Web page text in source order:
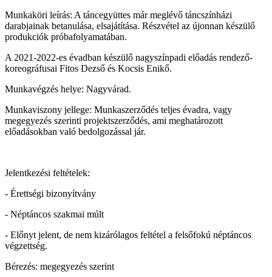
Munkaköri leírás: A táncegyüttes már meglévő táncszínházi
darabjainak betanulása, elsajátítása. Részvétel az újonnan készülő
produkciók próbafolyamatában.
A 2021-2022-es évadban készülő nagyszínpadi előadás rendező-
koreográfusai Fitos Dezső és Kocsis Enikő.
Munkavégzés helye: Nagyvárad.
Munkaviszony jellege: Munkaszerződés teljes évadra, vagy
megegyezés szerinti projektszerződés, ami meghatározott
előadásokban való bedolgozással jár.
Jelentkezési feltételek:
- Érettségi bizonyítvány
- Néptáncos szakmai múlt
- Előnyt jelent, de nem kizárólagos feltétel a felsőfokú néptáncos
végzettség.
Bérezés: megegyezés szerint